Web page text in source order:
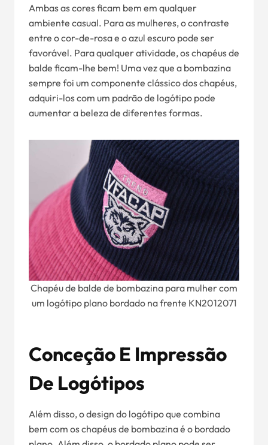
Ambas as cores ficam bem em qualquer
ambiente casual. Para as mulheres, o contraste
entre o cor-de-rosa e o azul escuro pode ser
favorável. Para qualquer atividade, os chapéus de
balde ficam-lhe bem! Uma vez que a bombazina
sempre foi um componente clássico dos chapéus,
adquiri-los com um padrão de logótipo pode
aumentar a beleza de diferentes formas.
Chapéu de balde de bombazina para mulher com
um logótipo plano bordado na frente KN2012071
Conceção E Impressão
De Logótipos
Além disso, o design do logótipo que combina
bem com os chapéus de bombazina é o bordado